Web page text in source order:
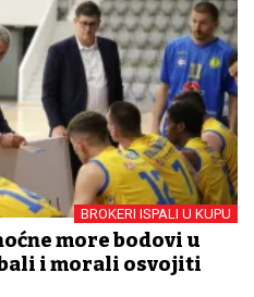
BROKERI ISPALI U KUPU
more bodovi u
i morali osvojiti